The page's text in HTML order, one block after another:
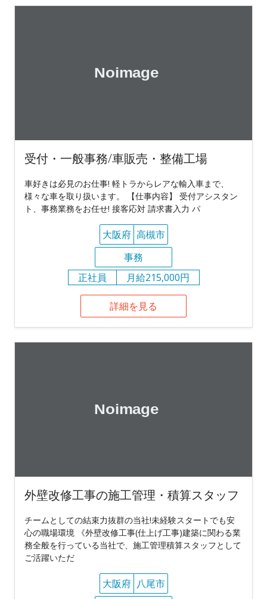
受付・一般事務/車販売・整備工場
車好きは必見のお仕事! 軽トラからレアな輸入車まで、
様々な車を取り扱います。 【仕事内容】 受付アシスタン
ト、事務業務をお任せ! 接客応対 請求書入力 パ
大阪府 高槻市
事務
正社員
月給215,000円
詳細を見る
外壁改修工事の施工管理・積算スタッフ
チームとしての結束力抜群の当社!未経験スタートでも安
心の職場環境 《外壁改修工事(仕上げ工事)建築に関わる業
務全般を行っている当社で、施工管理積算スタッフとして
ご活躍いただ
大阪府 八尾市